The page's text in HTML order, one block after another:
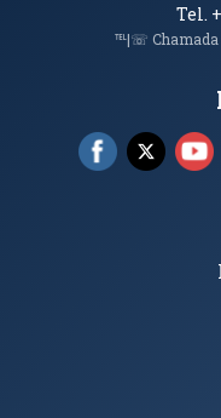
Tel.
℡|☏ Chamada
Facebook
X
Tópicos